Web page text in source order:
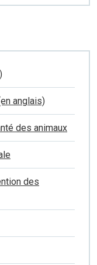
anglais)
des animaux
des